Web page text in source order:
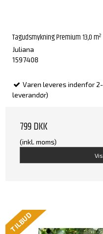
Tagudsmykning Premium 13,0 m²
Juliana
1597408
Varen leveres indenfor
leverandør)
799 DKK
(inkl. moms)
TILBUD